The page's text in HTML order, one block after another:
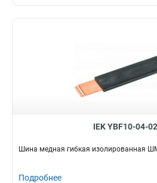
IEK YBF10-04-
Шина медная гибкая изолированная
Подробнее